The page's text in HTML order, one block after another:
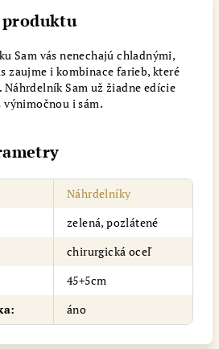
Sam vás nenechajú chladnými,
zaujme i kombinace farieb, které
Sam už žiadne edície
i sám.
Náhrdelníky
zelená, pozlátené
chirurgická oceľ
45+5cm
: áno